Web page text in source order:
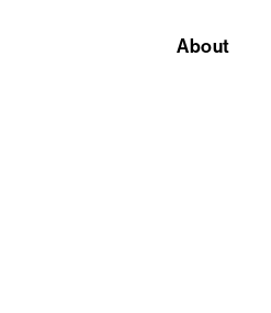
About